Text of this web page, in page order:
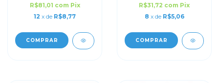
R$81,01 com Pix
12 x de R$8,77
COMPRAR
R$31,72 com Pix
8 x de R$5,06
COMPRAR